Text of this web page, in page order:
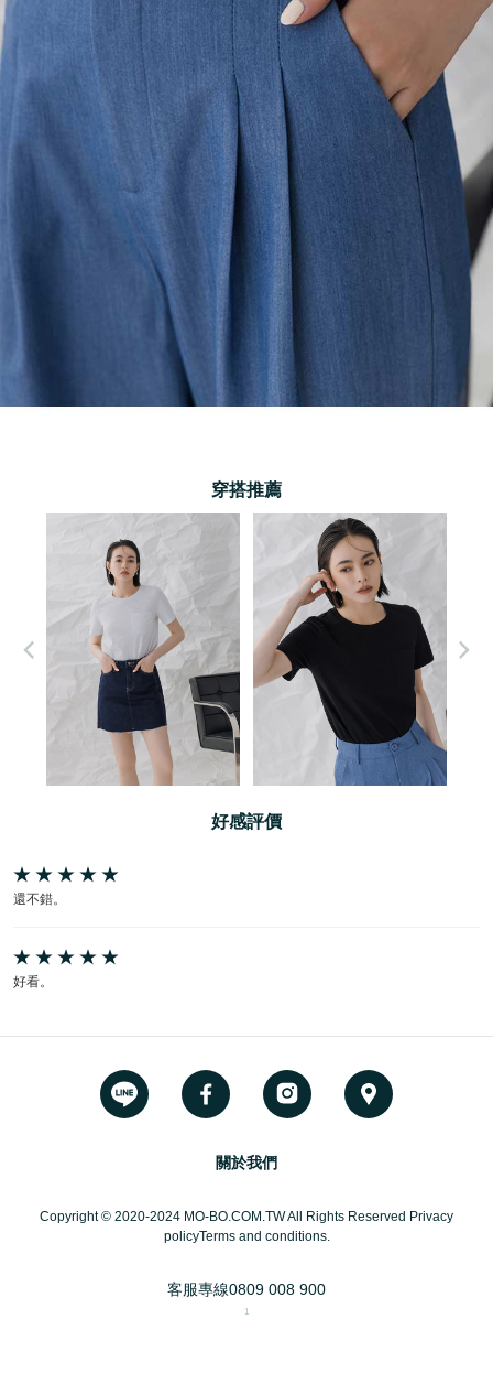
穿搭推薦
好感評價
還不錯。
好看。
關於我們
Copyright © 2020-2024 MO-BO.COM.TW All Rights Reserved Privacy
policyTerms and conditions.
客服專線0809 008 900
1